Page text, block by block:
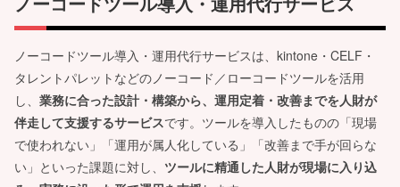
ノーコードツール導入・運用代行サービスは、kintone・CELF・
タレントパレットなどのノーコード／ローコードツールを活用
し、 業務に合った設計・構築から、運用定着・改善までを人財が
伴走して支援するサービスです。ツールを導入したものの「現場
で使われない」「運用が属人化している」「改善まで手が回らな
い」といった課題に対し、 ツールに精通した人財が現場に入り込